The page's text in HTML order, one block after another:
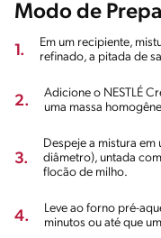
Modo de
1.
Em um recipiente,
refinado, a pitada de
2.
Adicione o NESTLÉ
uma massa
3.
Despeje a mistura
diâmetro), untada
flocão de milho.
4.
Leve ao forno pré-
minutos ou até que